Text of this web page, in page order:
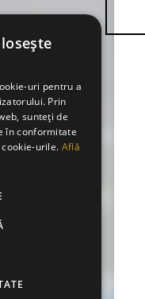
uri pentru a
Prin
sunteți de
în conformitate
urile. Află